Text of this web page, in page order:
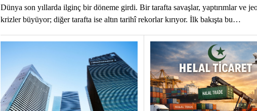
Dünya son yıllarda ilginç bir döneme girdi. Bir tarafta savaşlar, yaptırımlar ve
krizler büyüyor; diğer tarafta ise altın tarihî rekorlar kırıyor. İlk bakışta bu…